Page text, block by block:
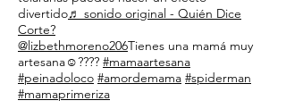
divertido♬ sonido original - Quién Dice
Corte?
@lizbethmoreno206Tienes una mamá muy
artesana☺️???? #mamaartesana
#peinadoloco #amordemama #spiderman
#mamaprimeriza